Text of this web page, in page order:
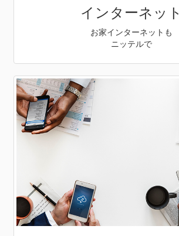
インターネット
お家インターネットも
ニッテルで